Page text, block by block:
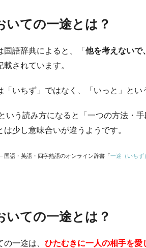
いての一途とは？
国語辞典によると、「 他を考えないで
載されています。
「いちず」ではなく、「いっと」とい
いう読み方になると「一つの方法・
は少し意味合いが違うようです。
国語・英語・四字熟語のオンライン辞書「一途（いちず
いての一途とは？
一途は、 ひたむきに一人の相手を愛